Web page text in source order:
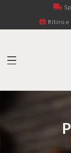
Ritiro e